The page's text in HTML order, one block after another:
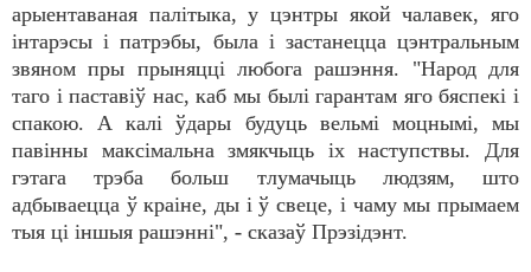
арыентаваная палітыка, у цэнтры якой чалавек, яго
інтарэсы і патрэбы, была і застанецца цэнтральным
звяном пры прыняцці любога рашэння. "Народ для
таго і паставіў нас, каб мы былі гарантам яго бяспекі і
спакою. А калі ўдары будуць вельмі моцнымі, мы
павінны максімальна змякчыць іх наступствы. Для
гэтага трэба больш тлумачыць людзям, што
адбываецца ў краіне, ды і ў свеце, і чаму мы прымаем
тыя ці іншыя рашэнні", - сказаў Прэзідэнт.